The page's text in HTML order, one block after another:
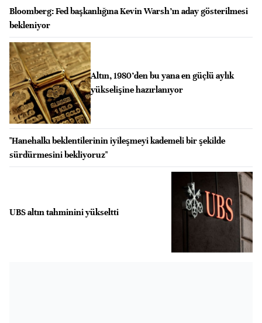
Bloomberg: Fed başkanlığına Kevin Warsh’ın aday gösterilmesi
bekleniyor
Altın, 1980’den bu yana en güçlü aylık
yükselişine hazırlanıyor
"Hanehalkı beklentilerinin iyileşmeyi kademeli bir şekilde
sürdürmesini bekliyoruz"
UBS altın tahminini yükseltti